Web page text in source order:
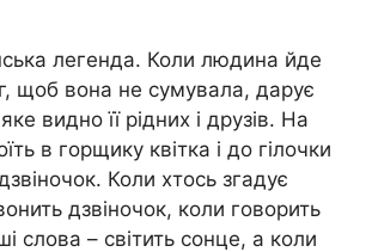
легенда. Коли людина йде
щоб вона не сумувала, дарує
видно її рідних і друзів. На
в горщику квітка і до гілочки
Коли хтось згадує
дзвіночок, коли говорить
слова – світить сонце, а коли